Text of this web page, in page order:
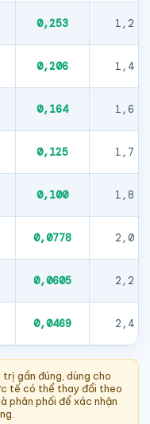
0,253 1,2
0,206 1,4
0,164 1,6
0,125 1,7
0,100 1,8
0,0778 2,0
0,0605 2,2
0,0469 2,4
gần đúng, dùng cho
tế có thể thay đổi theo
phân phối để xác nhận